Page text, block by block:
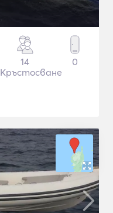
14
Кръстосване
0